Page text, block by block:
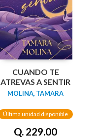
CUANDO TE
ATREVAS A SENTIR
MOLINA, TAMARA
Última unidad disponible
Q. 229.00